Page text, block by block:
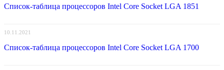
Список-таблица процессоров Intel Core Socket LGA 1851
10.11.2021
Список-таблица процессоров Intel Core Socket LGA 1700